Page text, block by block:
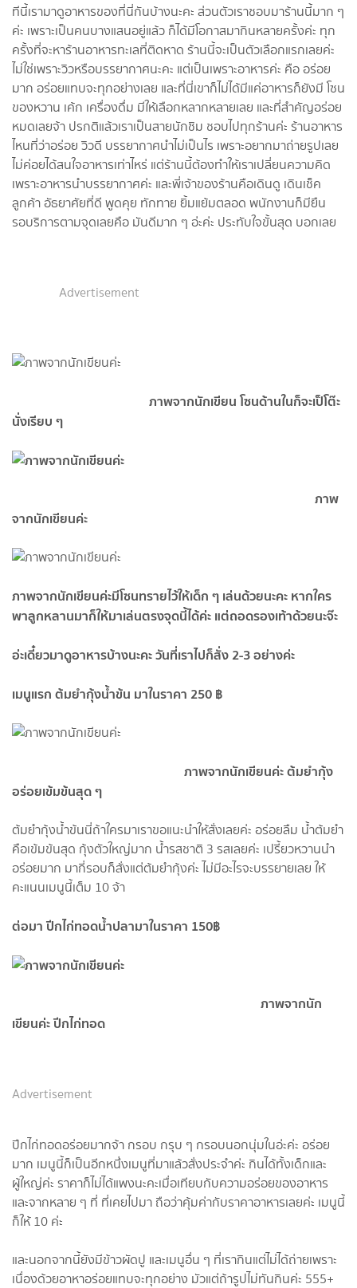
ทีนี้เรามาดูอาหารของที่นี่กันบ้างนะคะ ส่วนตัวเราชอบมาร้านนี้มาก ๆ
ค่ะ เพราะเป็นคนบางแสนอยู่แล้ว ก็ได้มีโอกาสมากินหลายครั้งค่ะ ทุก
ครั้งที่จะหาร้านอาหารทะเลที่ติดหาด ร้านนี้จะเป็นตัวเลือกแรกเลยค่ะ
ไม่ใช่เพราะวิวหรือบรรยากาศนะคะ แต่เป็นเพราะอาหารค่ะ คือ อร่อย
มาก อร่อยแทบจะทุกอย่างเลย และที่นี่เขาก็ไม่ได้มีแค่อาหารก็ยังมี โซน
ของหวาน เค้ก เครื่องดื่ม มีให้เลือกหลากหลายเลย และที่สำคัญอร่อย
หมดเลยจ้า ปรกติแล้วเราเป็นสายนักชิม ชอบไปทุกร้านค่ะ ร้านอาหาร
ไหนที่ว่าอร่อย วิวดี บรรยากาศนำไม่เป็นไร เพราะอยากมาถ่ายรูปเลย
ไม่ค่อยได้สนใจอาหารเท่าไหร่ แต่ร้านนี้ต้องทำให้เราเปลี่ยนความคิด
เพราะอาหารนำบรรยากาศค่ะ และพี่เจ้าของร้านคือเดินดู เดินเช็ค
ลูกค้า อัธยาศัยที่ดี พูดคุย ทักทาย ยิ้มแย้มตลอด พนักงานก็มียืน
รอบริการตามจุดเลยคือ มันดีมาก ๆ อ่ะค่ะ ประทับใจขั้นสุด บอกเลย
Advertisement
ภาพจากนักเขียน โซนด้านในก็จะเป็โต๊ะ
นั่งเรียบ ๆ
ภาพ
จากนักเขียนค่ะ
ภาพจากนักเขียนค่ะมีโซนทรายไว้ให้เด็ก ๆ เล่นด้วยนะคะ หากใคร
พาลูกหลานมาก็ให้มาเล่นตรงจุดนี้ได้ค่ะ แต่ถอดรองเท้าด้วยนะจ๊ะ
อ่ะเดี๋ยวมาดูอาหารบ้างนะคะ วันที่เราไปก็สั่ง 2-3 อย่างค่ะ
เมนูแรก ต้มยำกุ้งน้ำข้น มาในราคา 250 ฿
ภาพจากนักเขียนค่ะ ต้มยำกุ้ง
อร่อยเข้มข้นสุด ๆ
ต้มยำกุ้งน้ำข้นนี่ถ้าใครมาเราขอแนะนำให้สั่งเลยค่ะ อร่อยลืม น้ำต้มยำ
คือเข้มข้นสุด กุ้งตัวใหญ่มาก น้ำรสชาติ 3 รสเลยค่ะ เปรี้ยวหวานนำ
อร่อยมาก มากี่รอบก็สั่งแต่ต้มยำกุ้งค่ะ ไม่มีอะไรจะบรรยายเลย ให้
คะแนนเมนูนี้เต็ม 10 จ้า
ต่อมา ปีกไก่ทอดน้ำปลามาในราคา 150฿
ภาพจากนัก
เขียนค่ะ ปีกไก่ทอด
Advertisement
ปีกไก่ทอดอร่อยมากจ้า กรอบ กรุบ ๆ กรอบนอกนุ่มในอ่ะค่ะ อร่อย
มาก เมนูนี้ก็เป็นอีกหนึ่งเมนูที่มาแล้วสั่งประจำค่ะ กินได้ทั้งเด็กและ
ผู้ใหญ่ค่ะ ราคาก็ไม่ได้แพงนะคะเมื่อเทียบกับความอร่อยของอาหาร
และจากหลาย ๆ ที่ ที่เคยไปมา ถือว่าคุ้มค่ากับราคาอาหารเลยค่ะ เมนูนี้
ก็ให้ 10 ค่ะ
และนอกจากนี้ยังมีข้าวผัดปู และเมนูอื่น ๆ ที่เรากินแต่ไม่ได้ถ่ายเพราะ
เนื่องด้วยอาหาอร่อยแทบจะทุกอย่าง มัวแต่ถ้ารูปไม่ทันกินค่ะ 555+